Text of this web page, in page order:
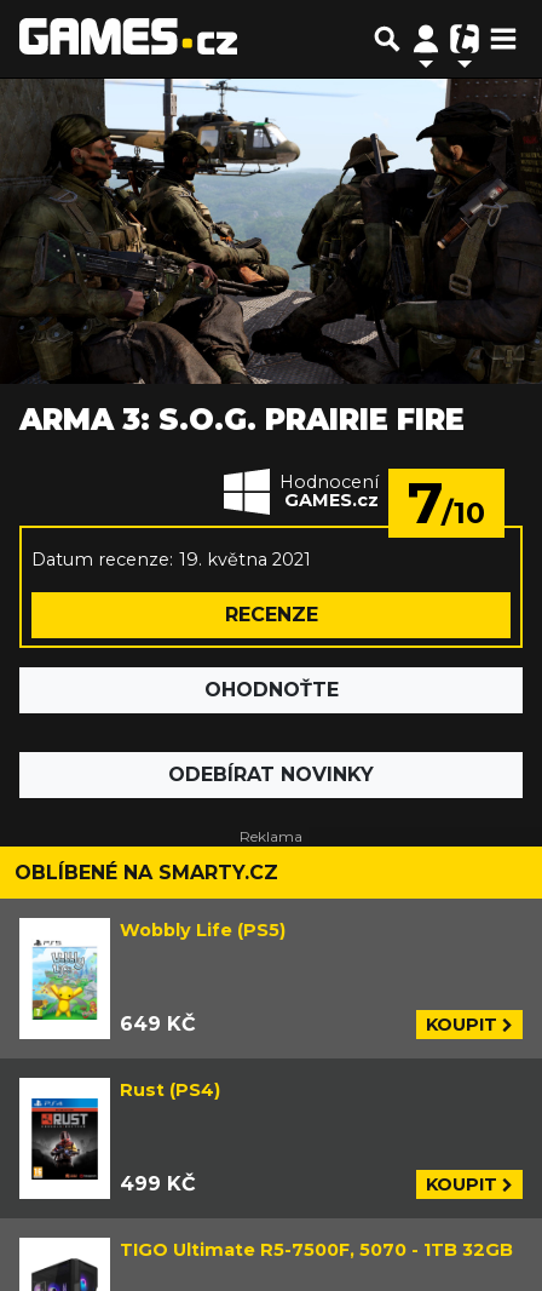
ARMA 3: S.O.G. PRAIRIE FIRE
Hodnocení
GAMES.cz
7/10
Datum recenze: 19. května 2021
RECENZE
OHODNOŤTE
ODEBÍRAT NOVINKY
OBLÍBENÉ NA SMARTY.CZ
Wobbly Life (PS5)
649 KČ KOUPIT
Rust (PS4)
499 KČ KOUPIT
TIGO Ultimate R5-7500F, 5070 - 1TB 32GB